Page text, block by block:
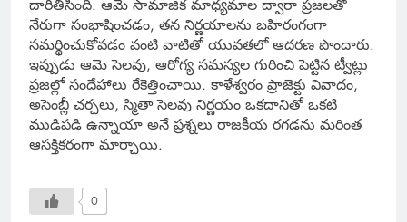
దారితీసింది. ఆమె సామాజిక మాధ్యమాల ద్వారా ప్రజలతో
నేరుగా సంభాషించడం, తన నిర్ణయాలను బహిరంగంగా
సమర్థించుకోవడం వంటి వాటితో యువతలో ఆదరణ పొందారు.
ఇప్పుడు ఆమె సెలవు, ఆరోగ్య సమస్యల గురించి పెట్టిన ట్వీట్లు
ప్రజల్లో సందేహాలు రేకెత్తించాయి. కాళేశ్వరం ప్రాజెక్టు వివాదం,
అసెంబ్లీ చర్చలు, స్మితా సెలవు నిర్ణయం ఒకదానితో ఒకటి
ముడిపడి ఉన్నాయా అనే ప్రశ్నలు రాజకీయ రగడను మరింత
ఆసక్తికరంగా మార్చాయి.
0